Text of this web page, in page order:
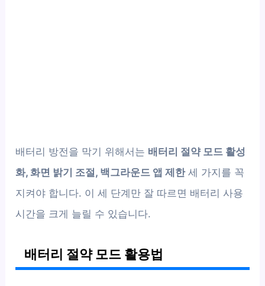
배터리 방전을 막기 위해서는 배터리 절약 모드 활성
화, 화면 밝기 조절, 백그라운드 앱 제한세 가지를 꼭
지켜야 합니다. 이 세 단계만 잘 따르면 배터리 사용
시간을 크게 늘릴 수 있습니다.
배터리 절약 모드 활용법